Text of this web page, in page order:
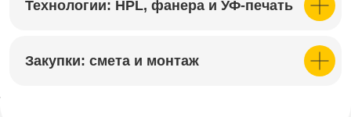
Технологии: HPL, фанера и УФ-печать
Закупки: смета и монтаж